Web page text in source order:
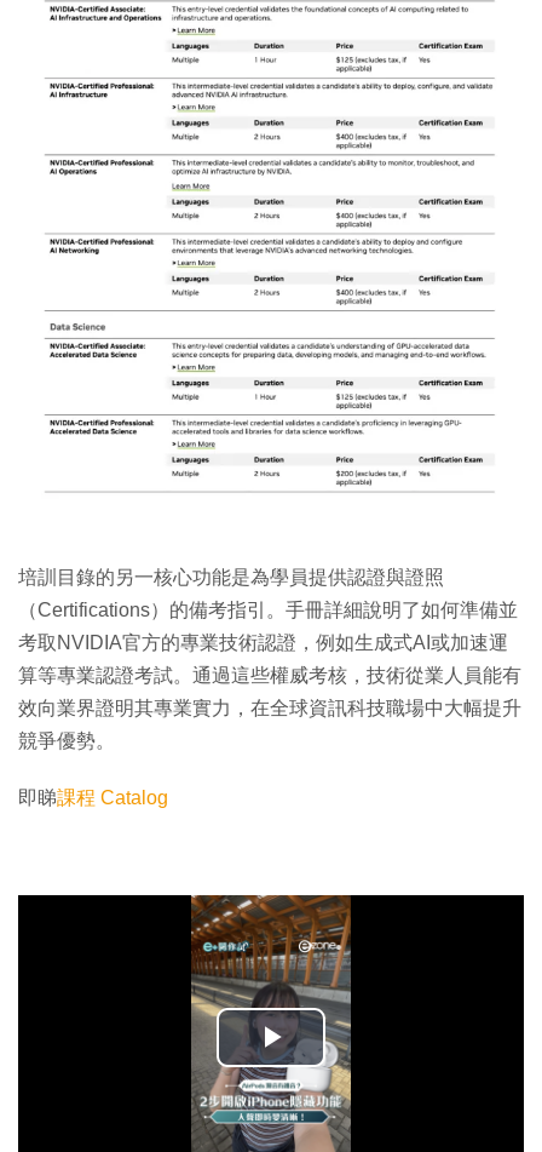
培訓目錄的另一核心功能是為學員提供認證與證照
（Certifications）的備考指引。手冊詳細說明了如何準備並
考取NVIDIA官方的專業技術認證，例如生成式AI或加速運
算等專業認證考試。通過這些權威考核，技術從業人員能有
效向業界證明其專業實力，在全球資訊科技職場中大幅提升
競爭優勢。
即睇課程 Catalog
播
放